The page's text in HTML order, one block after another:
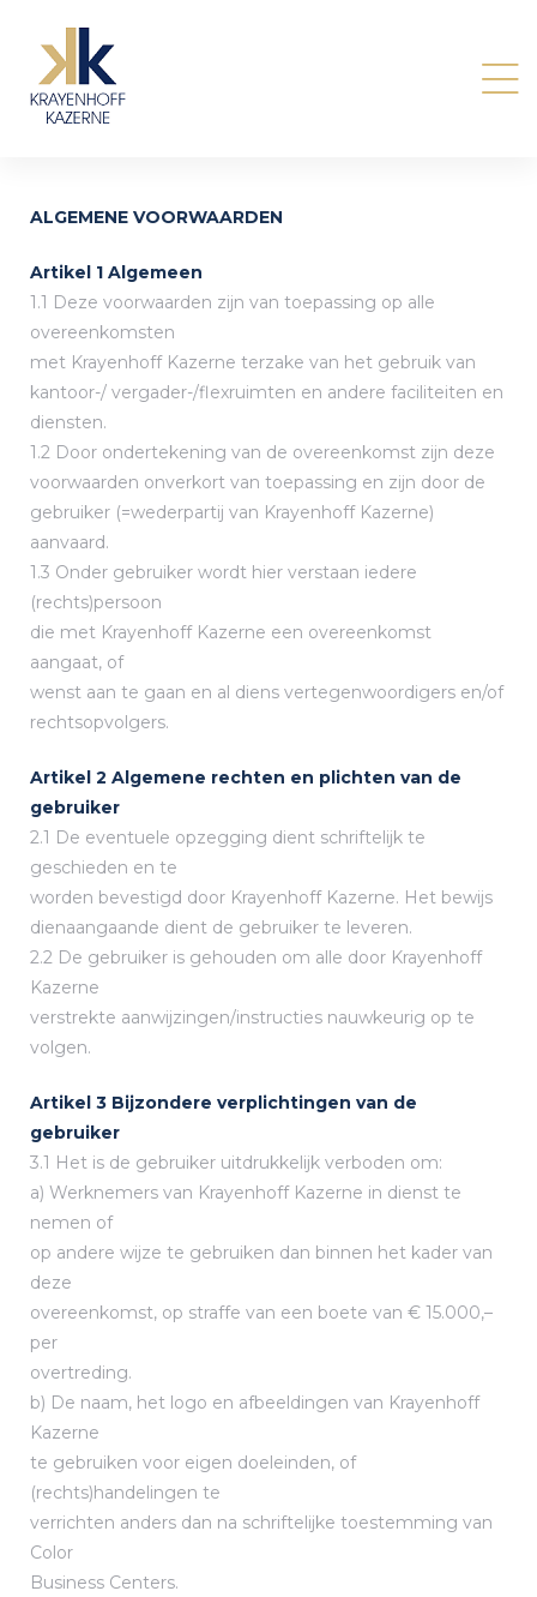
ALGEMENE VOORWAARDEN
Artikel 1 Algemeen
1.1 Deze voorwaarden zijn van toepassing op alle
overeenkomsten
met Krayenhoff Kazerne terzake van het gebruik van
kantoor-/ vergader-/flexruimten en andere faciliteiten en
diensten.
1.2 Door ondertekening van de overeenkomst zijn deze
voorwaarden onverkort van toepassing en zijn door de
gebruiker (=wederpartij van Krayenhoff Kazerne)
aanvaard.
1.3 Onder gebruiker wordt hier verstaan iedere
(rechts)persoon
die met Krayenhoff Kazerne een overeenkomst
aangaat, of
wenst aan te gaan en al diens vertegenwoordigers en/of
rechtsopvolgers.
Artikel 2 Algemene rechten en plichten van de
gebruiker
2.1 De eventuele opzegging dient schriftelijk te
geschieden en te
worden bevestigd door Krayenhoff Kazerne. Het bewijs
dienaangaande dient de gebruiker te leveren.
2.2 De gebruiker is gehouden om alle door Krayenhoff
Kazerne
verstrekte aanwijzingen/instructies nauwkeurig op te
volgen.
Artikel 3 Bijzondere verplichtingen van de
gebruiker
3.1 Het is de gebruiker uitdrukkelijk verboden om:
a) Werknemers van Krayenhoff Kazerne in dienst te
nemen of
op andere wijze te gebruiken dan binnen het kader van
deze
overeenkomst, op straffe van een boete van € 15.000,–
per
overtreding.
b) De naam, het logo en afbeeldingen van Krayenhoff
Kazerne
te gebruiken voor eigen doeleinden, of
(rechts)handelingen te
verrichten anders dan na schriftelijke toestemming van
Color
Business Centers.